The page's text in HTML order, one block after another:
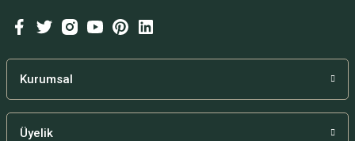
Kurumsal
Üyelik